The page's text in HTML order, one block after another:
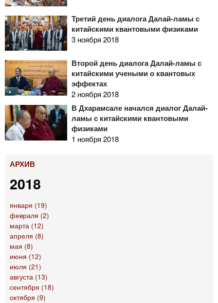
Третий день диалога Далай-ламы с
китайскими квантовыми физиками
3 ноября 2018
Второй день диалога Далай-ламы с
китайскими учеными о квантовых
эффектах
2 ноября 2018
В Дхарамсале начался диалог Далай-
ламы с китайскими квантовыми
физиками
1 ноября 2018
АРХИВ
2018
января (19)
февраля (2)
марта (12)
апреля (8)
мая (8)
июня (12)
июля (21)
августа (13)
сентября (18)
октября (9)